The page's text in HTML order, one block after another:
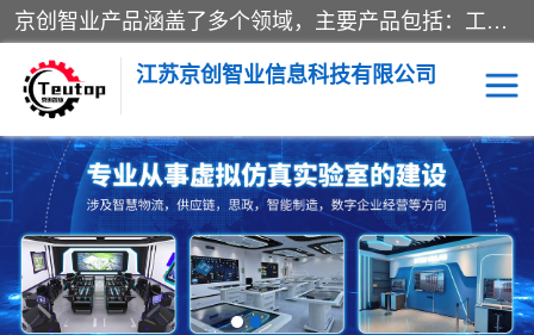
京创智业产品涵盖了多个领域，主要产品包括：工业4.0生产线解决方案，智慧物流综合实训室，教学设备与实验室建设，虚拟仿真实验室等。公司将秉持“创新、执着、诚信、共赢”的理念，以“将服务当作使命”为核心价值观，致力于为客户创造价值，与客户、合作伙伴和员工共同成长。
江苏京创智业信息科技有限公司
VR物流实训 低碳供应链
生产系统仿真 冷链物流
供应链管理 思政